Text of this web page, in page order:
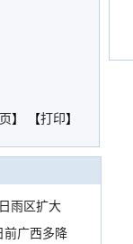
】 【打印】
雨区扩大
前广西多降